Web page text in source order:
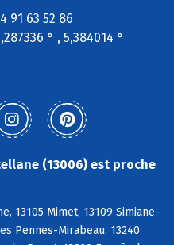
91 63 52 86
° , 5,384014 °
(13006) est proche
13105 Mimet, 13109 Simiane-
Pennes-Mirabeau, 13240